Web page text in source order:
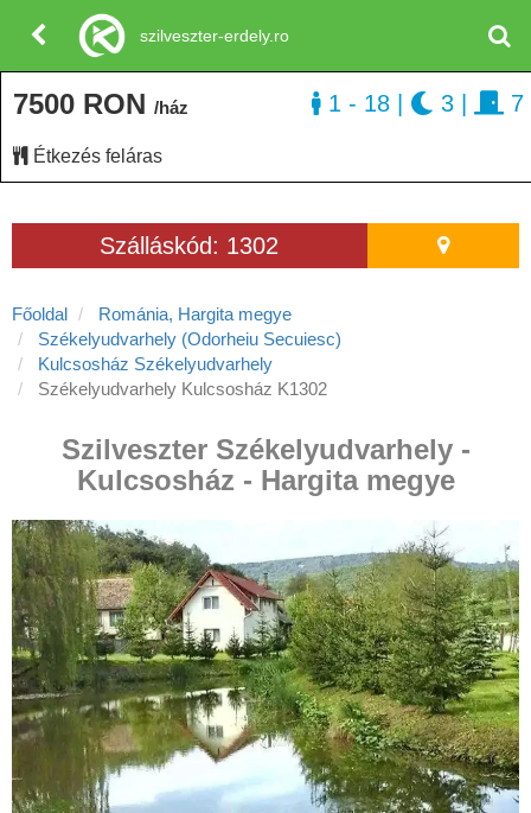
Szálláskód: 1302
Főoldal
Románia, Hargita megye
Székelyudvarhely (Odorheiu Secuiesc)
Kulcsosház Székelyudvarhely
Székelyudvarhely Kulcsosház K1302
Szilveszter Székelyudvarhely -
Kulcsosház - Hargita megye
7500 RON /ház
Étkezés feláras
1 - 18 3 7
szilveszter-erdely.ro